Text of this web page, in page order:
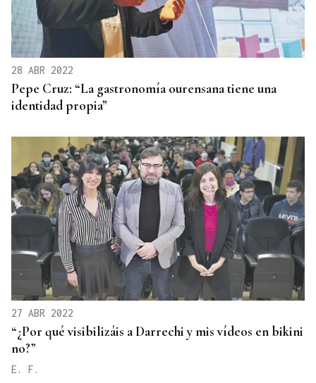
28 ABR 2022
Pepe Cruz: “La gastronomía ourensana tiene una
identidad propia”
27 ABR 2022
“¿Por qué visibilizáis a Darrechi y mis vídeos en bikini
no?”
E. F.